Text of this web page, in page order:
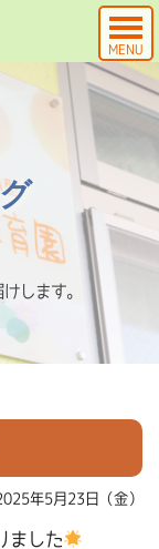
MENU
します。
年5月23日（金）
ました